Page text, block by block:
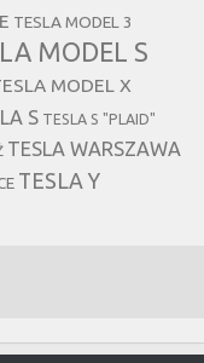
TESLA MODEL 3
MODEL S
MODEL X
S TESLA S "PLAID"
TESLA WARSZAWA
TESLA Y